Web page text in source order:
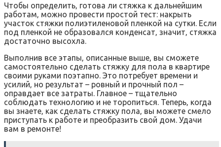
Чтобы определить‚ готова ли стяжка к дальнейшим
работам‚ можно провести простой тест: накрыть
участок стяжки полиэтиленовой пленкой на сутки. Если
под пленкой не образовался конденсат‚ значит‚ стяжка
достаточно высохла.
Выполнив все этапы‚ описанные выше‚ вы сможете
самостоятельно сделать стяжку для пола в квартире
своими руками поэтапно. Это потребует времени и
усилий‚ но результат – ровный и прочный пол –
оправдает все затраты. Главное – тщательно
соблюдать технологию и не торопиться. Теперь‚ когда
вы знаете‚ как сделать стяжку пола‚ вы можете смело
приступать к работе и преобразить свой дом. Удачи
вам в ремонте!